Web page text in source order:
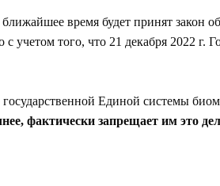
время будет принят закон
учетом того, что 21 декабря 2022
Единой системы
фактически запрещает им это